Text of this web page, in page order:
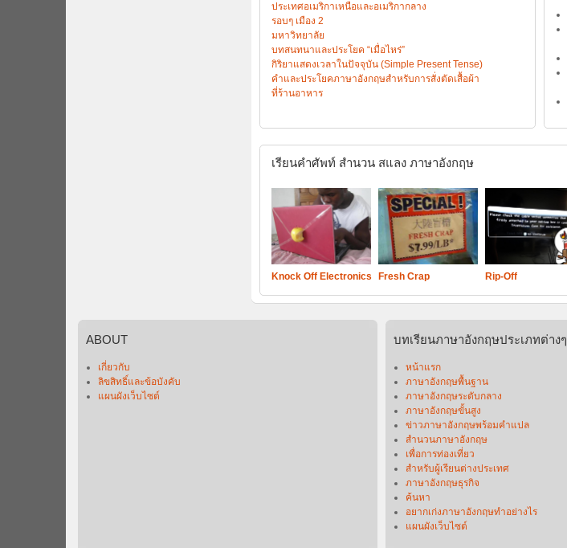
ประเทศอเมริกาเหนือและอเมริกากลาง
รอบๆ เมือง 2
มหาวิทยาลัย
บทสนทนาและประโยค “เมื่อไหร่”
กิริยาแสดงเวลาในปัจจุบัน (Simple Present Tense)
คำและประโยคภาษาอังกฤษสำหรับการสั่งตัดเสื้อผ้า
ที่ร้านอาหาร
เรียนคำศัพท์ สำนวน สแลง ภาษาอังกฤษ
Knock Off Electronics Fresh Crap Rip-Off
ABOUT
เกี่ยวกับ
ลิขสิทธิ์และข้อบังคับ
แผนผังเว็บไซต์
บทเรียนภาษาอังกฤษประเภทต่างๆ
หน้าแรก
ภาษาอังกฤษพื้นฐาน
ภาษาอังกฤษระดับกลาง
ภาษาอังกฤษขั้นสูง
ข่าวภาษาอังกฤษพร้อมคําแปล
สำนวนภาษาอังกฤษ
เพื่อการท่องเที่ยว
สำหรับผู้เรียนต่างประเทศ
ภาษาอังกฤษธุรกิจ
ค้นหา
อยากเก่งภาษาอังกฤษทำอย่างไร
แผนผังเว็บไซต์